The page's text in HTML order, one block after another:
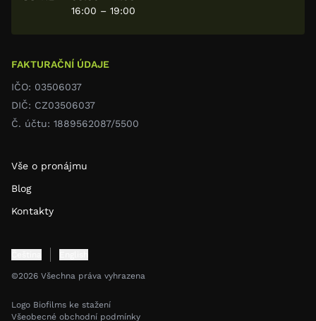
Vše o pronájmu
Blog
Kontakty
FAKTURAČNÍ ÚDAJE
IČO: 03506037
DIČ: CZ03506037
Č. účtu: 1889562087/5500
16:00 – 19:00
©2026 Všechna práva vyhrazena
Logo Biofilms ke stažení
Všeobecné obchodní podmínky